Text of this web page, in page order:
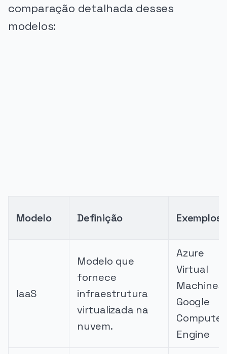
comparação detalhada desses
modelos:
Modelo Definição Exemplos
IaaS
Modelo que
fornece
infraestrutura
virtualizada na
nuvem.
Azure
Virtual
Machines,
Google
Compute
Engine